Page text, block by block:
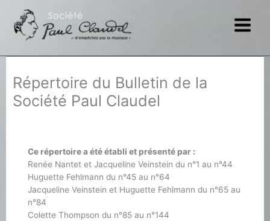
contenu
Répertoire du Bulletin de la
Société Paul Claudel
Ce répertoire a été établi et présenté par :
Renée Nantet et Jacqueline Veinstein du n°1 au n°44
Huguette Fehlmann du n°45 au n°64
Jacqueline Veinstein et Huguette Fehlmann du n°65 au
n°84
Colette Thompson du n°85 au n°144